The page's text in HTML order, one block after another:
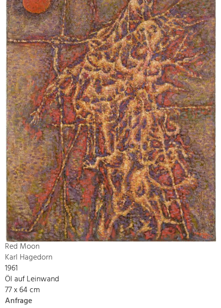
Red Moon
Karl Hagedorn
1961
Öl auf Leinwand
77 x 64 cm
Anfrage